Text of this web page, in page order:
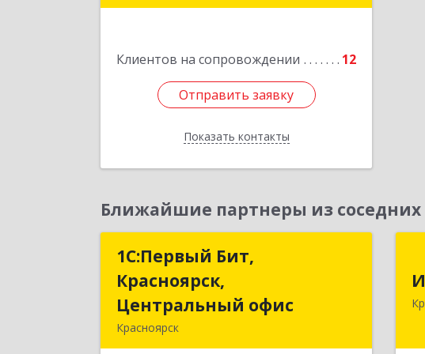
Клиентов на сопровождении 12
Отправить заявку
Показать контакты
Подробнее
Отправить заявку
Назад
Ближайшие партнеры из соседних
1С:Первый Бит,
Красноярск,
Центральный офис
Красноярск
1С:Первый Бит,
Центральный офис